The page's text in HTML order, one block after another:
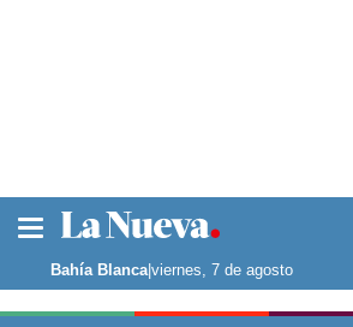
Noticias
La ciudad
Punta Alta
Bahía Blanca|viernes, 7 de agosto